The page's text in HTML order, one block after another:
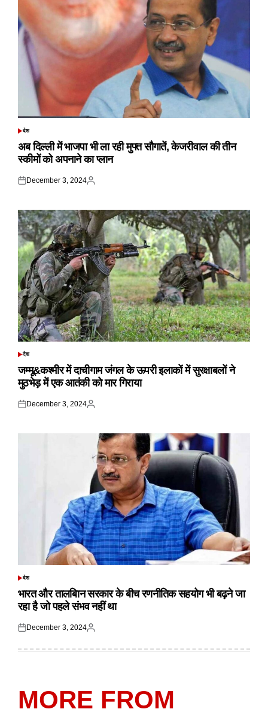
POSTED
देश
अब दिल्ली में भाजपा भी ला रही मुफ्त सौगातें, केजरीवाल की तीन
स्कीमों को अपनाने का प्लान
Posted
December 3, 2024
Posted
POSTED
देश
जम्मू&कश्मीर में दाचीगाम जंगल के ऊपरी इलाकों में सुरक्षाबलों ने
मुठभेड़ में एक आतंकी को मार गिराया
Posted
December 3, 2024
Posted
POSTED
देश
भारत और तालबिान सरकार के बीच रणनीतिक सहयोग भी बढ़ने जा
रहा है जो पहले संभव नहीं था
Posted
December 3, 2024
Posted
MORE FROM